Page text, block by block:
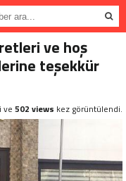
ve hoş
teşekkür
ve 502 views kez görüntülendi.